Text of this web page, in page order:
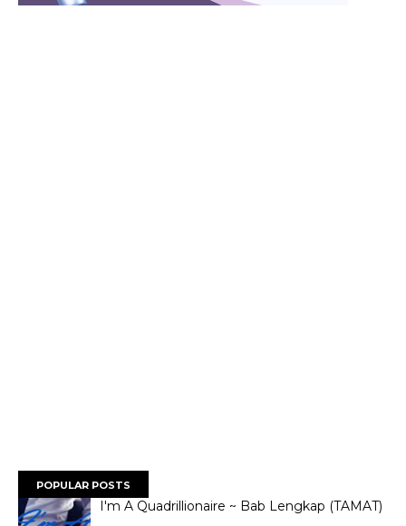
POPULAR POSTS
I'm A Quadrillionaire ~ Bab Lengkap (TAMAT)